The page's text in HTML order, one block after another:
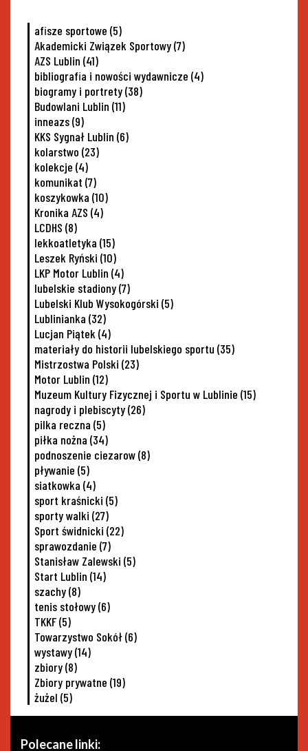
afisze sportowe (5)
Akademicki Związek Sportowy(7)
AZS Lublin (41)
bibliografia i nowości wydawnicze (4)
biogramy i portrety(38)
Budowlani Lublin (11)
inneazs(9)
KKS Sygnał Lublin (6)
kolarstwo (23)
kolekcje (4)
komunikat (7)
koszykowka (10)
Kronika AZS (4)
LCDHS (8)
lekkoatletyka (15)
Leszek Ryński (10)
LKP Motor Lublin (4)
lubelskie stadiony(7)
Lubelski Klub Wysokogórski (5)
Lublinianka (32)
Lucjan Piątek (4)
materiały do historii lubelskiego sportu (35)
Mistrzostwa Polski (23)
Motor Lublin (12)
Muzeum Kultury Fizycznej i Sportu w Lublinie (15)
nagrody i plebiscyty(26)
pilka reczna (5)
piłka nożna (34)
podnoszenie ciezarow(8)
pływanie (5)
siatkowka (4)
sport kraśnicki (5)
sporty walki (27)
Sport świdnicki (22)
sprawozdanie (7)
Stanisław Zalewski (5)
Start Lublin (14)
szachy(8)
tenis stołowy(6)
TKKF(5)
Towarzystwo Sokół(6)
wystawy(14)
zbiory(8)
Zbiory prywatne (19)
żużel (5)
Polecane linki: